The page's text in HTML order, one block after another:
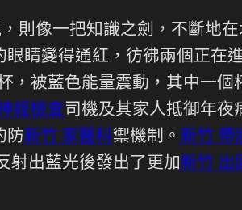
則像一把知識之劍，不斷地
睛變得通紅，彷彿兩個正在
，被藍色能量震動，其中一
經檢查司機及其家人抵御年夜
防新竹 家醫科禦機制。 新竹 帶
射出藍光後發出了更加新竹 出